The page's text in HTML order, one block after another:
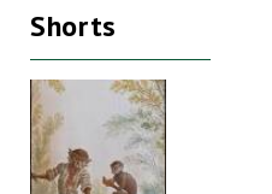
Shorts